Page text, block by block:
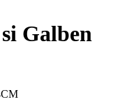
Galben